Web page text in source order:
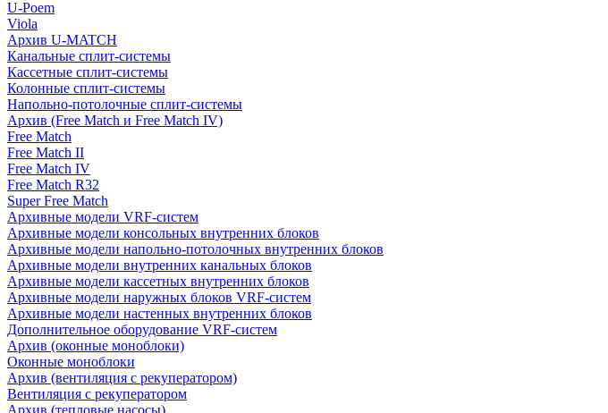
U-Poem
Viola
Архив U-MATCH
Канальные сплит-системы
Кассетные сплит-системы
Колонные сплит-системы
Напольно-потолочные сплит-системы
Архив (Free Match и Free Match IV)
Free Match
Free Match II
Free Match IV
Free Match R32
Super Free Match
Архивные модели VRF-систем
Архивные модели консольных внутренних блоков
Архивные модели напольно-потолочных внутренних блоков
Архивные модели внутренних канальных блоков
Архивные модели кассетных внутренних блоков
Архивные модели наружных блоков VRF-систем
Архивные модели настенных внутренних блоков
Дополнительное оборудование VRF-систем
Архив (оконные моноблоки)
Оконные моноблоки
Архив (вентиляция с рекуператором)
Вентиляция с рекуператором
Архив (тепловые насосы)